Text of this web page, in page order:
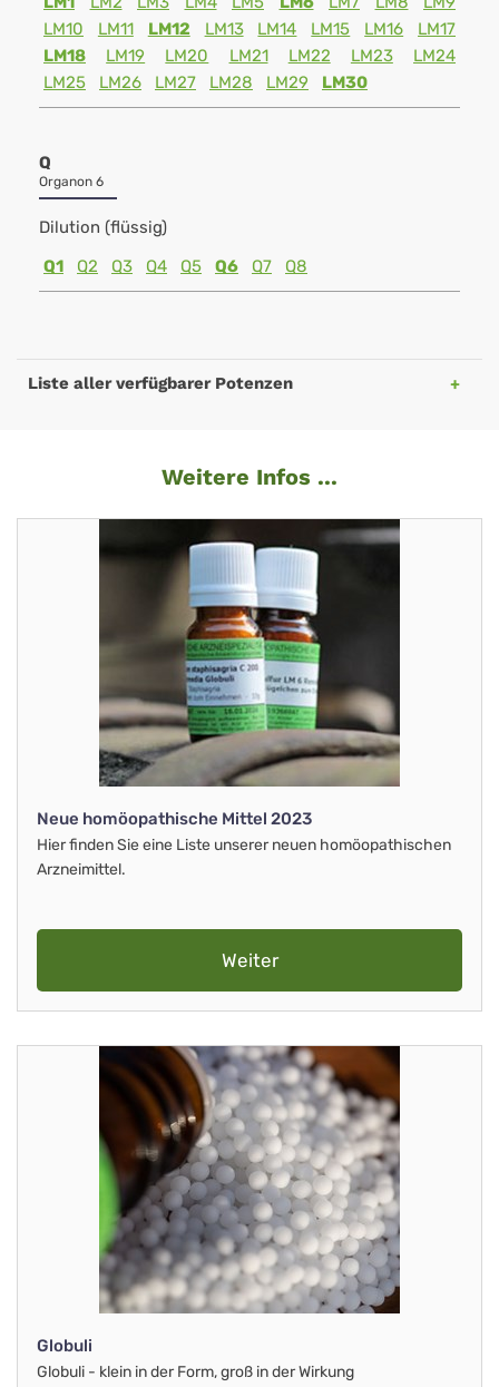
LM10
LM11 LM12 LM13 LM14 LM15 LM16
LM17
LM18
LM19 LM20 LM21 LM22 LM23
LM24
LM25
LM26 LM27 LM28 LM29 LM30
Q
Organon 6
Dilution (flüssig)
Q1
Q2 Q3 Q4 Q5 Q6 Q7 Q8
Liste aller verfügbarer Potenzen
Weitere Infos ...
Neue homöopathische Mittel 2023
Hier finden Sie eine Liste unserer neuen homöopathischen
Arzneimittel.
Weiter
Globuli
Globuli - klein in der Form, groß in der Wirkung